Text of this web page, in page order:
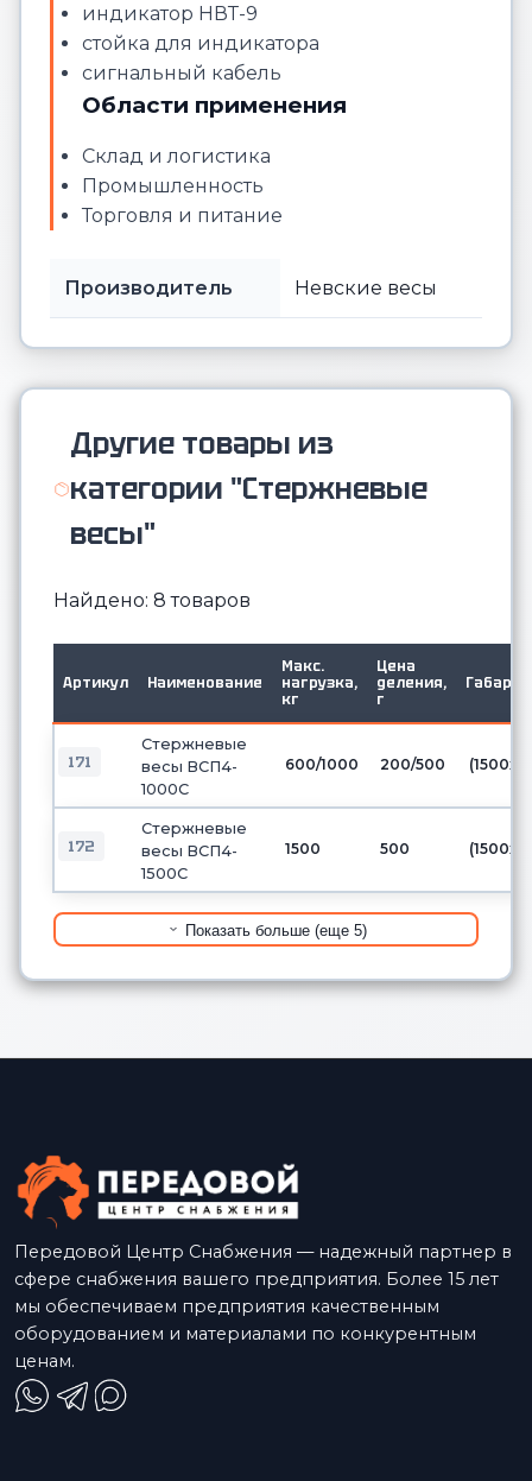
индикатор НВТ-9
стойка для индикатора
сигнальный кабель
Области применения
Склад и логистика
Промышленность
Торговля и питание
Производитель Невские весы
Другие товары из
категории "Стержневые
весы"
Найдено: 8 товаров
Артикул Наименование
Макс.
нагрузка,
кг
Цена
деления,
г
171
Стержневые
весы ВСП4-
1000С
600/1000 200/500
172
Стержневые
весы ВСП4-
1500С
1500 500
Показать больше (еще 5)
Передовой Центр Снабжения — надежный партнер в
сфере снабжения вашего предприятия. Более 15 лет
мы обеспечиваем предприятия качественным
оборудованием и материалами по конкурентным
ценам.